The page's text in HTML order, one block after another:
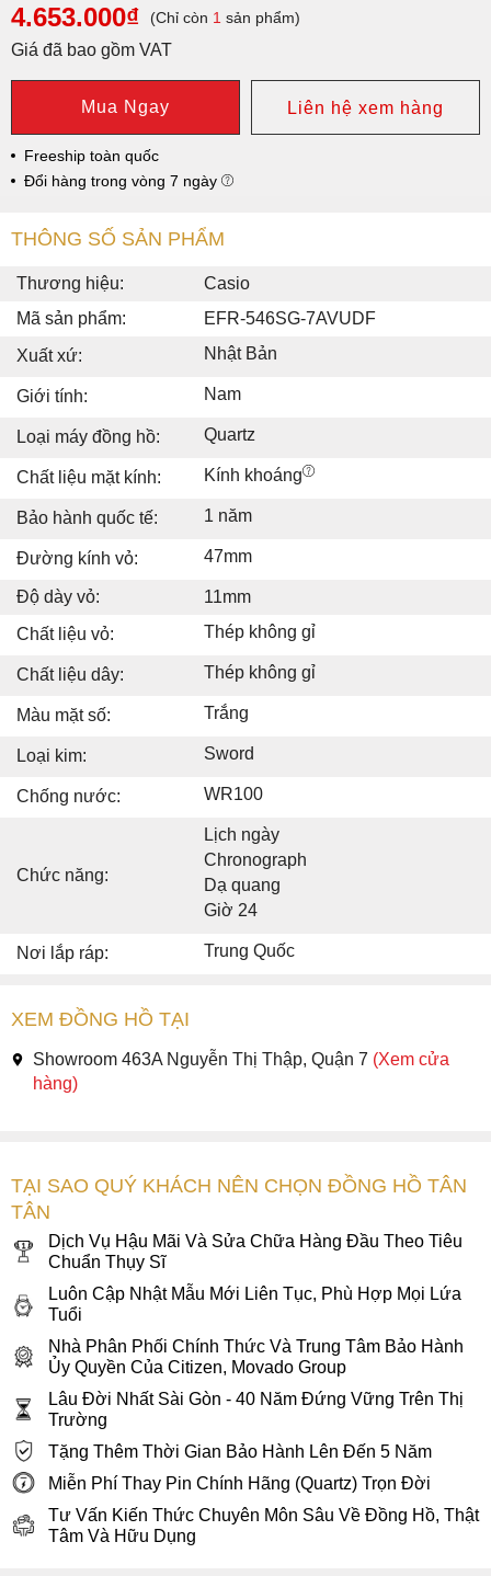
4.653.000₫ (Chỉ còn 1 sản phẩm)
Giá đã bao gồm VAT
Mua Ngay Liên hệ xem hàng
Freeship toàn quốc
Đổi hàng trong vòng 7 ngày
THÔNG SỐ SẢN PHẨM
Thương hiệu:
Casio
Mã sản phẩm:
EFR-546SG-7AVUDF
Xuất xứ:
Nhật Bản
Giới tính: Nam
Loại máy đồng hồ: Quartz
Chất liệu mặt kính: Kính khoáng
Bảo hành quốc tế: 1 năm
Đường kính vỏ: 47mm
Độ dày vỏ:
11mm
Chất liệu vỏ:
Thép không gỉ
Chất liệu dây: Thép không gỉ
Màu mặt số: Trắng
Loại kim: Sword
Chống nước: WR100
Chức năng:
Lịch ngày
Chronograph
Dạ quang
Giờ 24
Nơi lắp ráp: Trung Quốc
XEM ĐỒNG HỒ TẠI
Showroom 463A Nguyễn Thị Thập, Quận 7 (Xem cửa
hàng)
TẠI SAO QUÝ KHÁCH NÊN CHỌN ĐỒNG HỒ TÂN
TÂN
Dịch Vụ Hậu Mãi Và Sửa Chữa Hàng Đầu Theo Tiêu
Chuẩn Thụy Sĩ
Luôn Cập Nhật Mẫu Mới Liên Tục, Phù Hợp Mọi Lứa
Tuổi
Nhà Phân Phối Chính Thức Và Trung Tâm Bảo Hành
Ủy Quyền Của Citizen, Movado Group
Lâu Đời Nhất Sài Gòn - 40 Năm Đứng Vững Trên Thị
Trường
Tặng Thêm Thời Gian Bảo Hành Lên Đến 5 Năm
Miễn Phí Thay Pin Chính Hãng (Quartz) Trọn Đời
Tư Vấn Kiến Thức Chuyên Môn Sâu Về Đồng Hồ, Thật
Tâm Và Hữu Dụng